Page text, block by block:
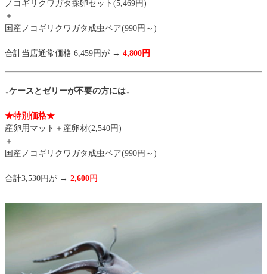
ノコギリクワガタ採卵セット(5,469円)
＋
国産ノコギリクワガタ成虫ペア(990円～)
合計当店通常価格 6,459円が → 4,800円
↓ケースとゼリーが不要の方には↓
★特別価格★
産卵用マット＋産卵材(2,540円)
＋
国産ノコギリクワガタ成虫ペア(990円～)
合計3,530円が → 2,600円